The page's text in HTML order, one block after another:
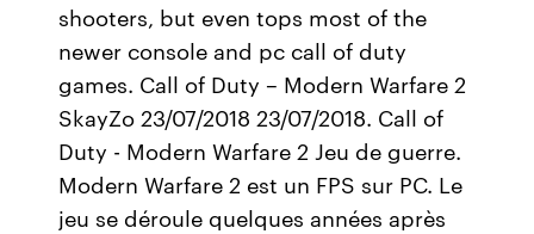
shooters, but even tops most of the
newer console and pc call of duty
games. Call of Duty – Modern Warfare 2
SkayZo 23/07/2018 23/07/2018. Call of
Duty - Modern Warfare 2 Jeu de guerre.
Modern Warfare 2 est un FPS sur PC. Le
jeu se déroule quelques années après